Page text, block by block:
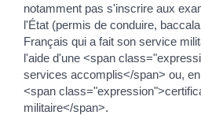
notamment pas s'inscrire aux
l'État (permis de conduire,
Français qui a fait son service
l'aide d'une <span
services accomplis</span> ou,
<span
militaire</span>.